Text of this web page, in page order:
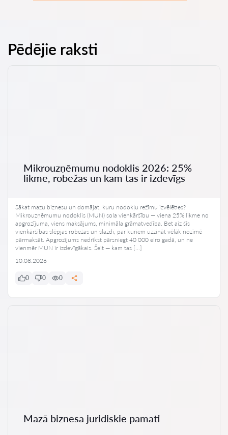
Pēdējie raksti
Mikrouzņēmumu nodoklis 2026: 25%
likme, robežas un kam tas ir izdevīgs
Sākat mazu biznesu un domājat, kuru nodokļu režīmu izvēlēties?
Mikrouzņēmumu nodoklis (MUN) sola vienkāršību — viena 25% likme no
apgrozījuma, viens maksājums, minimāla grāmatvedība. Bet aiz šīs
vienkāršības slēpjas robežas un slazdi, par kuriem uzzināt vēlāk nozīmē
pārmaksāt. Apgrozījums nedrīkst pārsniegt 40 000 eiro gadā, un ne
vienmēr MUN ir izdevīgākais. Šeit — kam tas […]
10.08.2026
0 0 0
Mazā biznesa juridiskie pamati